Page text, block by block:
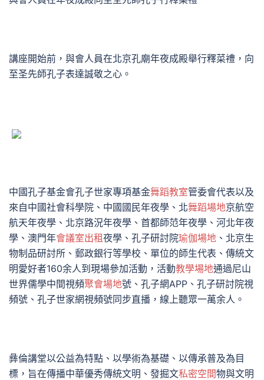
講座開始前，與會人員在北京孔廟年夜成殿舉行釋菜禮，向
至圣先師孔子表達誠敬之心。
中國孔子基金會孔子世家專項基金舞蹈教室管委會代表以及
來自中國社會科學院、中國國民年夜學、北舞蹈場地京航空
航天年夜學、北京路況年夜學、首都師范年夜學、河北年夜
學、澳門年會議室出租夜學、孔子研討院瑜伽場地 、北京生
物制品研討所、郵政銀行等學校、單位的師生代表、傳統文
明愛好者160余人到現場參加活動，活動教學場地通過尼山
世界儒學中間視頻聚會場地號、孔子網APP、孔子研討院視
頻號、孔子世家網視頻號同步直播，線上聽眾一萬余人。
彝倫講堂以公益為特點、以學術為基礎、以傳承普及為目
標，旨在傳播中華優秀傳統文明、發掘文私密空間物與文明